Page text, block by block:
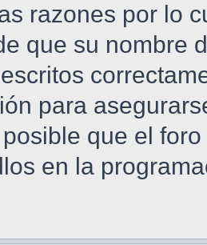
razones por lo
que su nombre
para
que el
en la